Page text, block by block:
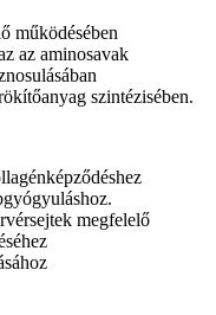
működésében
az aminosavak
szintézisében.
megfelelő